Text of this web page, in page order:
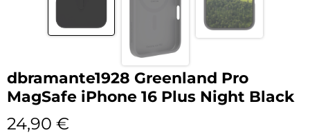
dbramante1928 Greenland Pro
MagSafe iPhone 16 Plus Night Black
24,90 €